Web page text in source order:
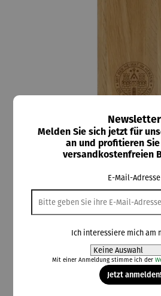
Kostbar
Herzen
29,95 €
Preise inkl. MwSt. zzgl.
Lieferzeit: 2-5 Tage
Newsletter
Melden Sie sich jetzt für
an und profitieren
versandkostenfreien
E-Mail-Adresse
Ich interessiere mich am
Mit einer Anmeldung stimme ich der
Jetzt anmelden!